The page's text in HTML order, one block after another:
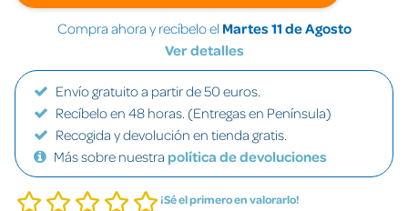
Compra ahora y recíbelo el Martes 11 de Agosto
Ver detalles
Envío gratuito a partir de 50 euros.
Recíbelo en 48 horas. (Entregas en Península)
Recogida y devolución en tienda gratis.
Más sobre nuestra política de devoluciones
¡Sé el primero en valorarlo!